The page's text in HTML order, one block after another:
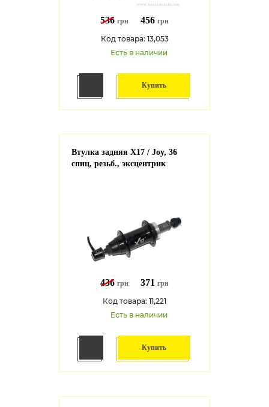
536 грн 456 грн
Код товара: 13,053
Есть в наличии
Купить
Втулка задняя Х17 / Joy, 36
спиц, резьб., эксцентрик
436 грн 371 грн
Код товара: 11,221
Есть в наличии
Купить